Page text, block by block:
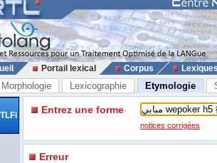
Portail lexical Corpus
Morphologie Lexicographie Etymologie
TLFi Entrez une forme
notices corrigées
Erreur